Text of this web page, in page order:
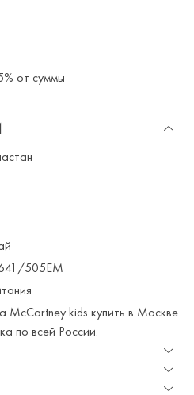
от суммы
505EM
McCartney kids купить в Москве
по всей России.
примерка доступна для